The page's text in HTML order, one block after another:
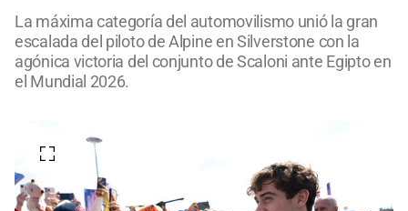
La máxima categoría del automovilismo unió la gran
escalada del piloto de Alpine en Silverstone con la
agónica victoria del conjunto de Scaloni ante Egipto en
el Mundial 2026.